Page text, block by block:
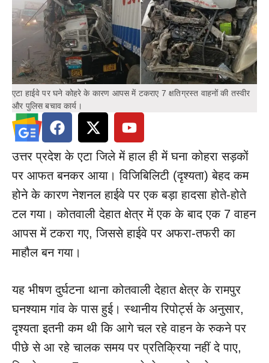
एटा हाईवे पर घने कोहरे के कारण आपस में टकराए 7 क्षतिग्रस्त वाहनों की तस्वीर
और पुलिस बचाव कार्य।
उत्तर प्रदेश के एटा जिले में हाल ही में घना कोहरा सड़कों
पर आफत बनकर आया। विजिबिलिटी (दृश्यता) बेहद कम
होने के कारण नेशनल हाईवे पर एक बड़ा हादसा होते-होते
टल गया। कोतवाली देहात क्षेत्र में एक के बाद एक 7 वाहन
आपस में टकरा गए, जिससे हाईवे पर अफरा-तफरी का
माहौल बन गया।
यह भीषण दुर्घटना थाना कोतवाली देहात क्षेत्र के रामपुर
घनश्याम गांव के पास हुई। स्थानीय रिपोर्ट्स के अनुसार,
दृश्यता इतनी कम थी कि आगे चल रहे वाहन के रुकने पर
पीछे से आ रहे चालक समय पर प्रतिक्रिया नहीं दे पाए,